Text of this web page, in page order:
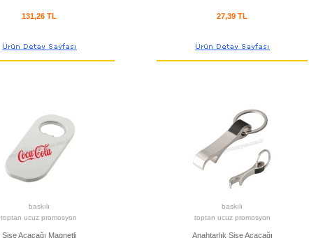
131,26 TL 27,39 TL
baskılı
toptan ucuz promosyon
Şişe Açacağı Magnetli
baskılı
toptan ucuz promosyon
Anahtarlık Şişe Açacağı